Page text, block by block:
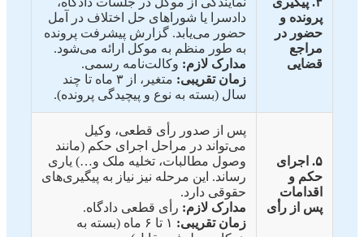
پرونده و
حضور در
مراجع
قضایی
دادسرا یا شوراهای حل اختلاف در آمل
حضور می‌یابد. گزارش پیشرفت پرونده
به طور منظم به موکل ارائه می‌شود.
مدارک لازم: وکالت‌نامه رسمی.
زمان تقریبی:
متغیر، از ۳ ماه تا چند
سال (بسته به نوع و پیچیدگی پرونده).
۵. اجرای
حکم و
اقدامات
پس از رأی
پس از صدور رأی قطعی، وکیل
می‌تواند در مراحل اجرای حکم (مانند
وصول مطالبات، تخلیه ملک و…) یاری
رساند. این مرحله نیز نیاز به پیگیری‌های
حقوقی دارد.
مدارک لازم: رأی قطعی دادگاه.
زمان تقریبی:
۱ تا ۶ ماه (بسته به